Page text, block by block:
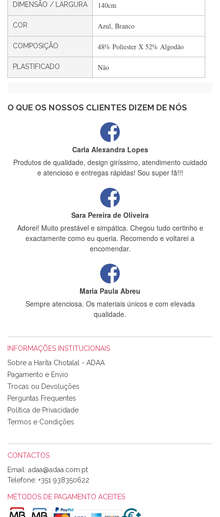
DIMENSÃO / LARGURA 140cm
COR Azul, Branco
COMPOSIÇÃO 48% Poliester X 52% Algodão
PLASTIFICADO Não
O QUE OS NOSSOS CLIENTES DIZEM DE NÓS
Filipa Freire
Rápido, atendimento 5*. Hoje chegará a segunda encomenda
feita de muitas certamente❤️
estrelas
Carla Alexandra Lopes
Produtos de qualidade, design giríssimo, atendimento cuidado
e atencioso e entregas rápidas! Sou super fã!!!
Sara Pereira de Oliveira
Adorei! Muito prestável e simpática. Chegou tudo certinho e
exactamente como eu queria. Recomendo e voltarei a
encomendar.
Maria Paula Abreu
Sempre atenciosa. Os materiais únicos e com elevada
qualidade.
Tudo chegou em condições, pois os produtos vieram muito
bem acondicionados. Estou plenamente satisfeita com os
produtos adquiridos. Relativamente à bolsa, tem um tecido
com um padrão e cores muito bonitas e a execução está
perfeitíssima. Futuramente penso voltar a comprar na vossa
loja, têm excelentes artigos a um preço muito justo. A
Alexandra Morais
Olá boa Noite. Os meus tecidos chegaram hoje. Muito
obrigada pelo miminho que dá um jeitaço pras minhas linhas
de bordar e não sei o que pões nos tecidos, mas que cheiram
INFORMAÇÕES INSTITUCIONAIS
Sobre a Harita Chotalal - ADAA
Pagamento e Envio
Trocas ou Devoluções
Perguntas Frequentes
Política de Privacidade
Termos e Condições
CONTACTOS
Email:
Telefone: +351 938350622
MÉTODOS DE PAGAMENTO ACEITES